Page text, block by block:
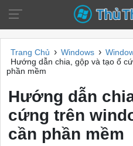
Trang Chủ › Windows ›
Hướng dẫn chia, gộp và tạo ổ
phần mềm
Hướng dẫn
cứng trên
cần phần mềm